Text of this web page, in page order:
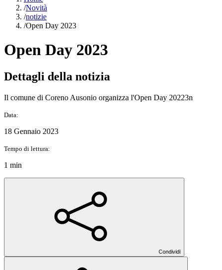
/Novità
/notizie
/Open Day 2023
Open Day 2023
Dettagli della notizia
Il comune di Coreno Ausonio organizza l'Open Day 20223n
Data:
18 Gennaio 2023
Tempo di lettura:
1 min
Condividi